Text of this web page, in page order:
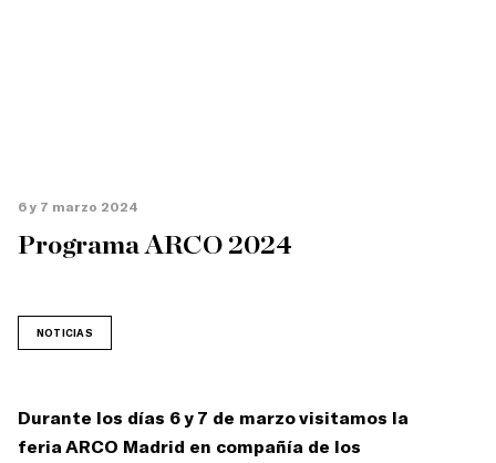
6 y 7 marzo 2024
Programa ARCO 2024
NOTICIAS
Durante los días 6 y 7 de marzo visitamos la
feria ARCO Madrid en compañía de los